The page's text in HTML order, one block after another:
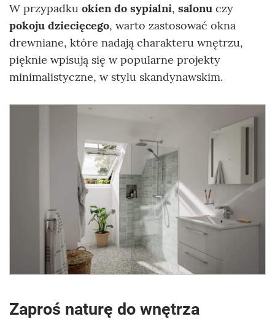
W przypadku okien do sypialni, salonu czy
pokoju dziecięcego, warto zastosować okna
drewniane, które nadają charakteru wnętrzu,
pięknie wpisują się w popularne projekty
minimalistyczne, w stylu skandynawskim.
Zaproś naturę do wnętrza